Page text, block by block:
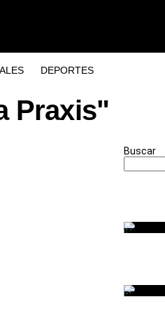
DEPORTES
Praxis"
Buscar